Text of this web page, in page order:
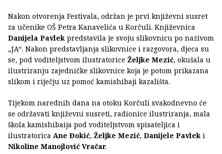
Nakon otvorenja Festivala, održan je prvi književni susret
za učenike OŠ Petra Kanavelića u Korčuli. Književnica
Danijela Pavlek predstavila je svoju slikovnicu po nazivom
„JA“. Nakon predstavljanja slikovnice i razgovora, djeca su
se, pod voditeljstvom ilustratorice Željke Mezić, okušala u
ilustriranju zajedničke slikovnice koja je potom prikazana
slikom i riječju uz pomoć kamishibaji kazališta.
Tijekom narednih dana na otoku Korčuli svakodnevno će
se održavati književni susreti, radionice ilustriranja, mala
škola kamishibaija pod voditeljstvom spisateljica i
ilustratorica Ane Đokić, Željke Mezić, Danijele Pavlek i
Nikoline Manojlović Vračar.